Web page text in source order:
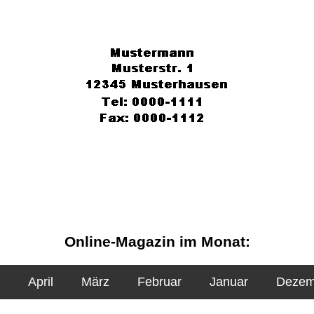
Online-Magazin im Monat:
April März Februar Januar